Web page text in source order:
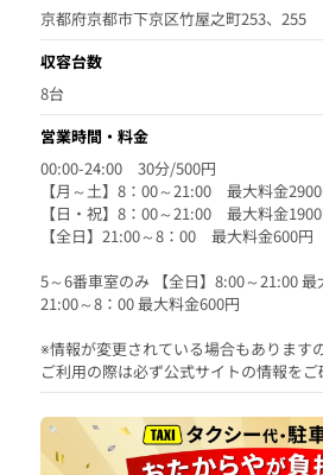
京都府京都市下京区竹屋之町253、255
収容台数
8台
営業時間・料金
00:00-24:00 30分/500円
【月～土】8：00～21:00 最大料金
【日・祝】8：00～21:00 最大料金
【全日】21:00～8：00 最大料金600円
5～6番車室のみ 【全日】8:00～21:00 最
21:00～8：00 最大料金600円
※情報が変更されている場合もあります
ご利用の際は必ず公式サイトの情報をご